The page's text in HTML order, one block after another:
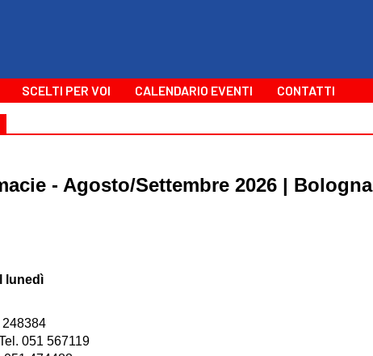
SCELTI PER VOI CALENDARIO EVENTI CONTATTI
- Agosto/Settembre 2026 | Bologna
lunedì
248384
051 567119